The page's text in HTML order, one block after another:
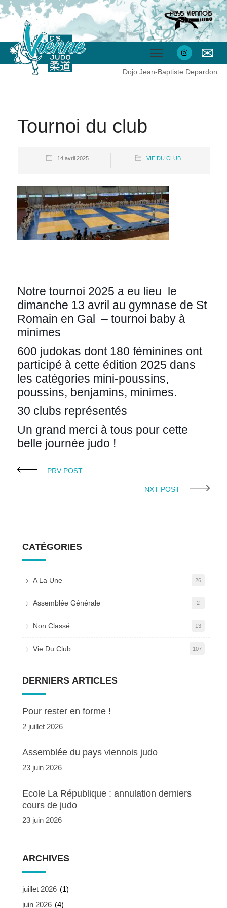
✉
Dojo Jean-Baptiste Depardon
Tournoi du club
14 avril 2025 VIE DU CLUB
Notre tournoi 2025 a eu lieu le
dimanche 13 avril au gymnase de St
Romain en Gal – tournoi baby à
minimes
600 judokas dont 180 féminines ont
participé à cette édition 2025 dans
les catégories mini-poussins,
poussins, benjamins, minimes.
30 clubs représentés
Un grand merci à tous pour cette
belle journée judo !
PRV POST
NXT POST
CATÉGORIES
A La Une 26
Assemblée Générale 2
Non Classé 13
Vie Du Club 107
DERNIERS ARTICLES
Pour rester en forme !
2 juillet 2026
Assemblée du pays viennois judo
23 juin 2026
Ecole La République : annulation derniers
cours de judo
23 juin 2026
ARCHIVES
juillet 2026 (1)
juin 2026 (4)